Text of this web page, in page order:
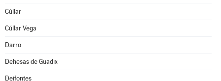
Cúllar
Cúllar Vega
Darro
Dehesas de Guadix
Deifontes